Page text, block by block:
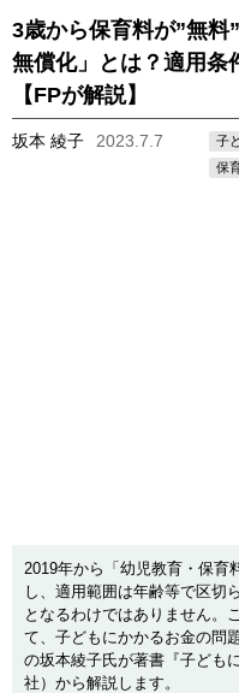
3歳から保育料が”無料
無償化」とは？適用条
【FPが解説】
坂本 綾子 2023.7.7 子
保
2019年から「幼児教育・保育
し、適用範囲は年齢等で区切
となるわけではありません。
て、子どもにかかるお金の問
の坂本綾子氏が著書『子ども
社）から解説します。